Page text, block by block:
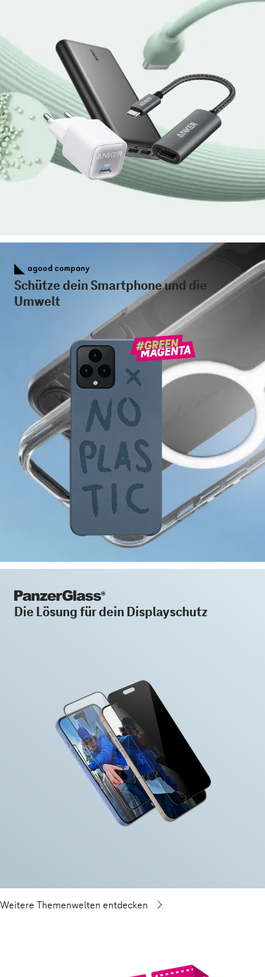
Schütze dein Smartphone und die
Umwelt
Die Lösung für dein Displayschutz
Weitere Themenwelten entdecken